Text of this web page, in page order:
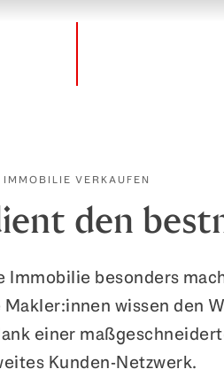
IMMOBILIE VERKAUFEN
den
besonders
wissen den
einer
Kunden-Netzwerk.